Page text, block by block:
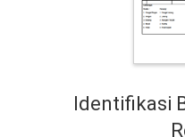
Identifikasi